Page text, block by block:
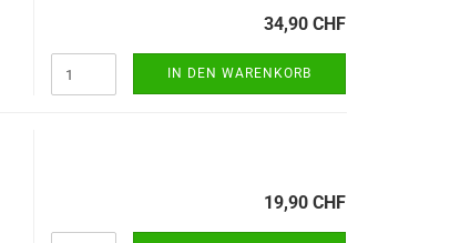
34,90 CHF
IN DEN WARENKORB
19,90 CHF